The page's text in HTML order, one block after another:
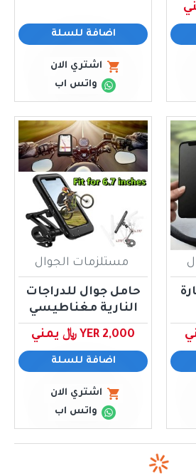
اضافة للسلة
اشتري الان
واتس اب
مستلزمات الجوال
حامل جوال للدراجات
النارية مغناطيسي
YER 2,000 ﷼ يمني
اضافة للسلة
اشتري الان
واتس اب